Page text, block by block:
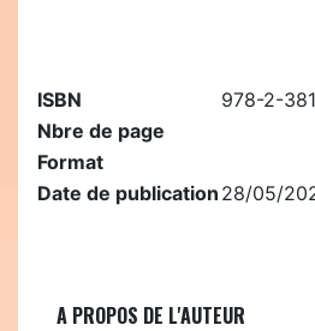
ISBN
978-2-
Nbre de page
Format
Date de publication 28/05/
A PROPOS DE L'AUTEUR